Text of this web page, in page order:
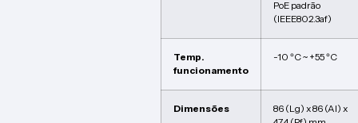
PoE padrão
(IEEE802.3af)
Temp.
funcionamento
-10 ºC ~ +55 ºC
Dimensões
86 (Lg) x 86 (Al) x